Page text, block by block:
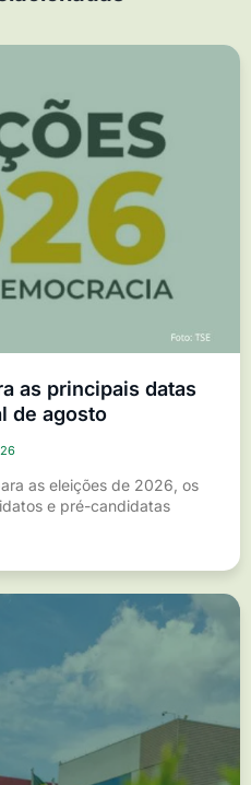
as principais datas
de agosto
as eleições de 2026, os
e pré-candidatas